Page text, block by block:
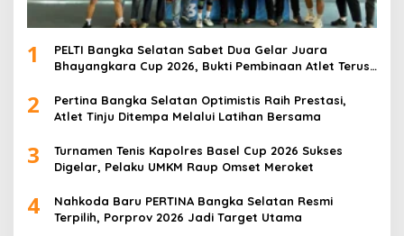
1
PELTI Bangka Selatan Sabet Dua Gelar Juara
Bhayangkara Cup 2026, Bukti Pembinaan Atlet Terus
2
Pertina Bangka Selatan Optimistis Raih Prestasi,
Atlet Tinju Ditempa Melalui Latihan Bersama
3
Turnamen Tenis Kapolres Basel Cup 2026 Sukses
Digelar, Pelaku UMKM Raup Omset Meroket
4
Nahkoda Baru PERTINA Bangka Selatan Resmi
Terpilih, Porprov 2026 Jadi Target Utama